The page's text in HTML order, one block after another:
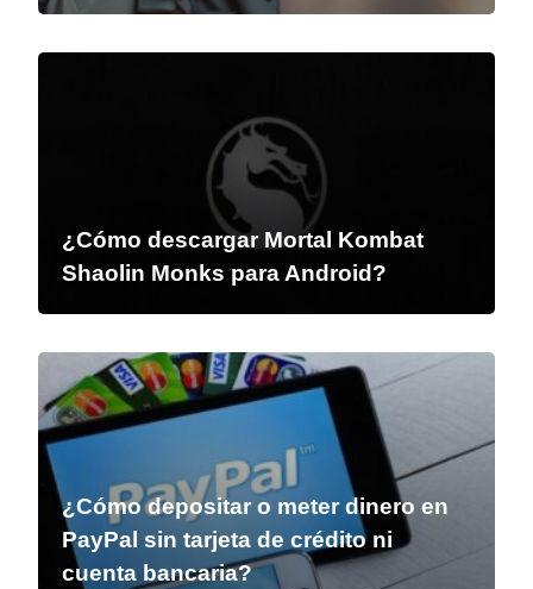
¿Cómo descargar Mortal Kombat
Shaolin Monks para Android?
¿Cómo depositar o meter dinero en
PayPal sin tarjeta de crédito ni
cuenta bancaria?